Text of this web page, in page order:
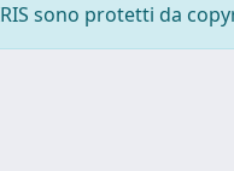
sono protetti da